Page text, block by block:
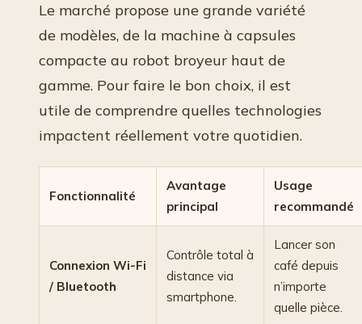
Le marché propose une grande variété
de modèles, de la machine à capsules
compacte au robot broyeur haut de
gamme. Pour faire le bon choix, il est
utile de comprendre quelles technologies
impactent réellement votre quotidien.
Fonctionnalité
Avantage
principal
Usage
recommandé
Connexion Wi-Fi
/ Bluetooth
Contrôle total à
distance via
smartphone.
Lancer son
café depuis
n’importe
quelle pièce.